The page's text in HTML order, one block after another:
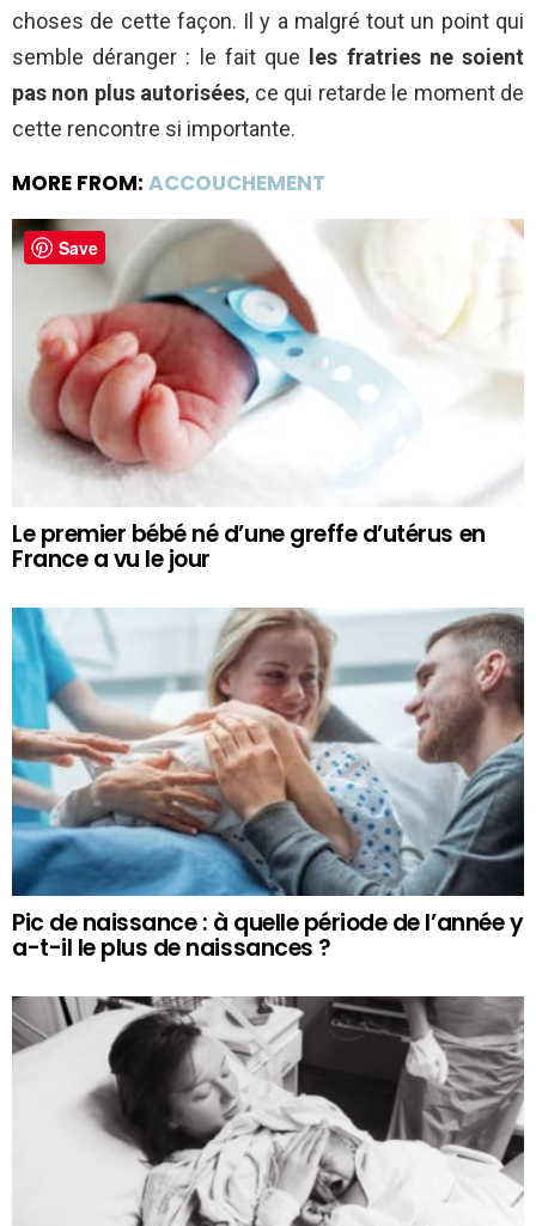
choses de cette façon. Il y a malgré tout un point qui
semble déranger : le fait que
les fratries ne soient
pas non plus autorisées, ce qui retarde le moment de
cette rencontre si importante.
MORE FROM: ACCOUCHEMENT
Le premier bébé né d’une greffe d’utérus en
France a vu le jour
Pic de naissance : à quelle période de l’année y
a-t-il le plus de naissances ?
Save